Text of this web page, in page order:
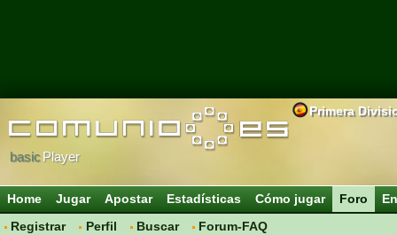
Primera
basicPlayer
Home Jugar Apostar Estadísticas Cómo jugar
Foro
Registrar
Perfil Buscar Forum-FAQ